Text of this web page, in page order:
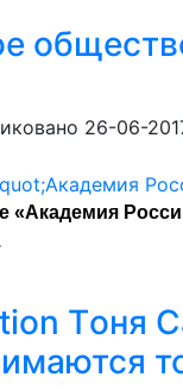
26-06-
Tоня